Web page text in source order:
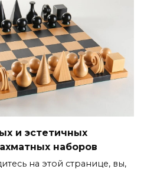
и эстетичных
наборов
на этой странице, вы,